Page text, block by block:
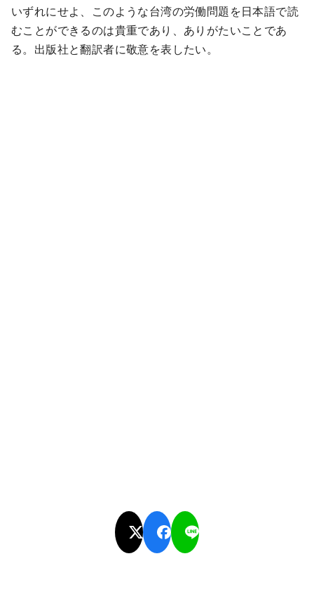
いずれにせよ、このような台湾の労働問題を日本語で読
むことができるのは貴重であり、ありがたいことであ
る。出版社と翻訳者に敬意を表したい。